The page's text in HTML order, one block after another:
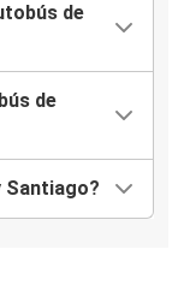
de
de
Santiago?